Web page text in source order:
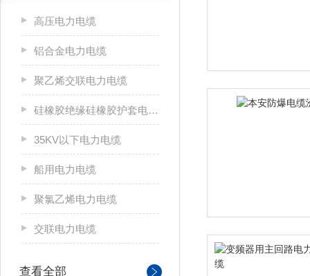
高压电力电缆
铝合金电力电缆
聚乙烯交联电力电缆
硅橡胶绝缘硅橡胶护套电力电缆
35KV以下电力电缆
船用电力电缆
聚氯乙烯电力电缆
交联电力电缆
查看全部